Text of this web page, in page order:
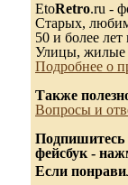
EtoRetro.ru -
Старых,
50 и более лет
Улицы, жилые
Подробнее о
Также
Вопросы и
Подпишитесь
фейсбук -
Если